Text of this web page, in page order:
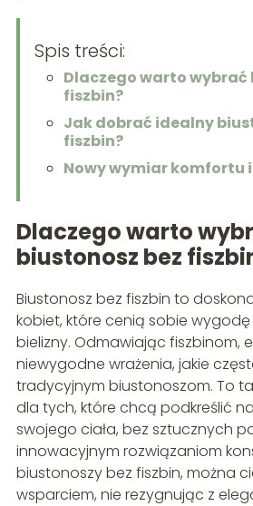
Spis treści:
Dlaczego warto wybrać
fiszbin?
Jak dobrać idealny
fiszbin?
Nowy wymiar komfortu
Dlaczego warto
biustonosz bez
Biustonosz bez fiszbin to
kobiet, które cenią sobie
bielizny. Odmawiając fiszbinom,
niewygodne wrażenia, jakie
tradycyjnym biustonoszom. To
dla tych, które chcą podkreślić
swojego ciała, bez sztucznych
innowacyjnym rozwiązaniom
biustonoszy bez fiszbin, można
wsparciem, nie rezygnując z